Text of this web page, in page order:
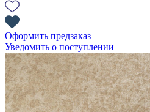
Оформить предзаказ
Уведомить о поступлении